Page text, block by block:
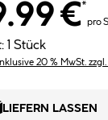
€*
pro
1 Stück
20 % MwSt.
LIEFERN LASSEN